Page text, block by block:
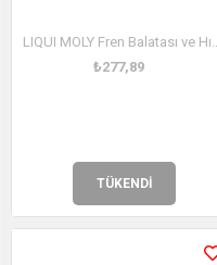
TÜKENDI
₺277,89